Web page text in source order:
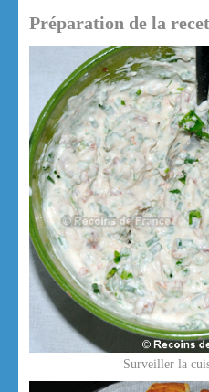
Préparation de la
Surveiller la